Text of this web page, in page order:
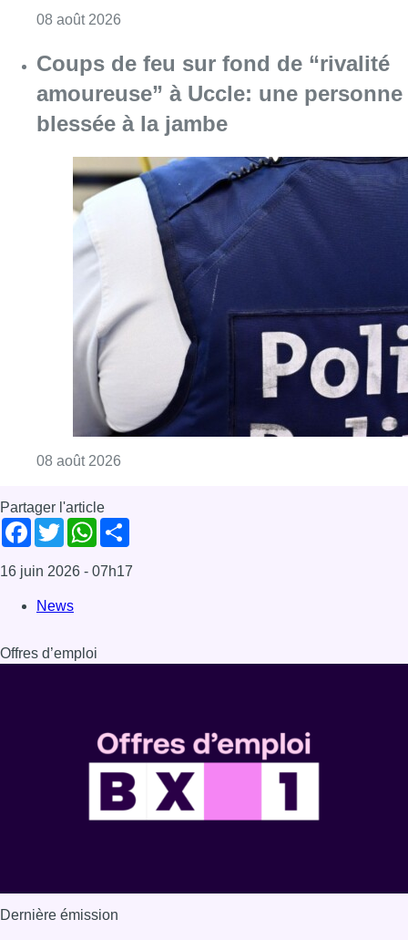
08 août 2026
Coups de feu sur fond de “rivalité
amoureuse” à Uccle: une personne
blessée à la jambe
08 août 2026
Partager l'article
Facebook
TwitterWhatsApp
16 juin 2026 - 07h17
News
Offres d’emploi
Dernière émission